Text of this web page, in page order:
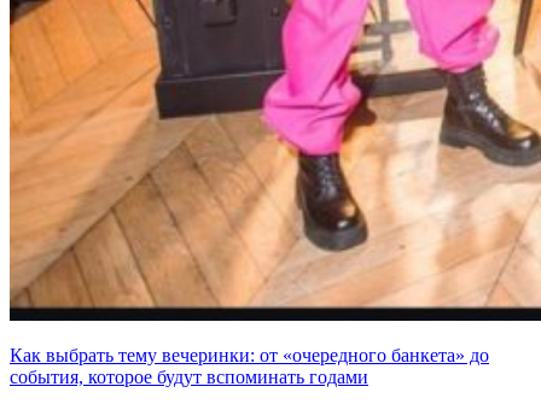
Как выбрать тему вечеринки: от «очередного банкета» до
события, которое будут вспоминать годами